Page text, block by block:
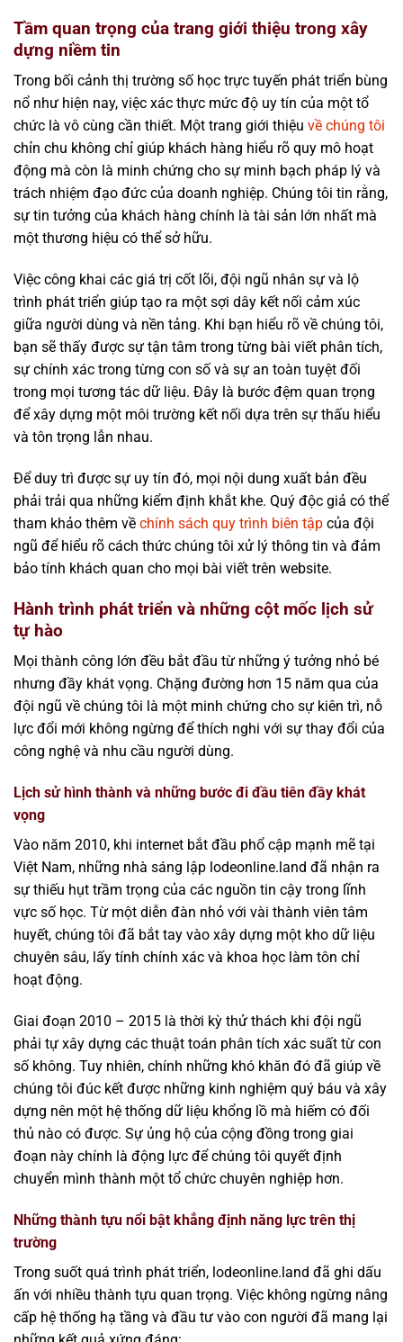
Tầm quan trọng của trang giới thiệu trong xây
dựng niềm tin
Trong bối cảnh thị trường số học trực tuyến phát triển bùng
nổ như hiện nay, việc xác thực mức độ uy tín của một tổ
chức là vô cùng cần thiết. Một trang giới thiệu về chúng tôi
chỉn chu không chỉ giúp khách hàng hiểu rõ quy mô hoạt
động mà còn là minh chứng cho sự minh bạch pháp lý và
trách nhiệm đạo đức của doanh nghiệp. Chúng tôi tin rằng,
sự tin tưởng của khách hàng chính là tài sản lớn nhất mà
một thương hiệu có thể sở hữu.
Việc công khai các giá trị cốt lõi, đội ngũ nhân sự và lộ
trình phát triển giúp tạo ra một sợi dây kết nối cảm xúc
giữa người dùng và nền tảng. Khi bạn hiểu rõ về chúng tôi,
bạn sẽ thấy được sự tận tâm trong từng bài viết phân tích,
sự chính xác trong từng con số và sự an toàn tuyệt đối
trong mọi tương tác dữ liệu. Đây là bước đệm quan trọng
để xây dựng một môi trường kết nối dựa trên sự thấu hiểu
và tôn trọng lẫn nhau.
Để duy trì được sự uy tín đó, mọi nội dung xuất bản đều
phải trải qua những kiểm định khắt khe. Quý độc giả có thể
tham khảo thêm về chính sách quy trình biên tập của đội
ngũ để hiểu rõ cách thức chúng tôi xử lý thông tin và đảm
bảo tính khách quan cho mọi bài viết trên website.
Hành trình phát triển và những cột mốc lịch sử
tự hào
Mọi thành công lớn đều bắt đầu từ những ý tưởng nhỏ bé
nhưng đầy khát vọng. Chặng đường hơn 15 năm qua của
đội ngũ về chúng tôi là một minh chứng cho sự kiên trì, nỗ
lực đổi mới không ngừng để thích nghi với sự thay đổi của
công nghệ và nhu cầu người dùng.
Lịch sử hình thành và những bước đi đầu tiên đầy khát
vọng
Vào năm 2010, khi internet bắt đầu phổ cập mạnh mẽ tại
Việt Nam, những nhà sáng lập lodeonline.land đã nhận ra
sự thiếu hụt trầm trọng của các nguồn tin cậy trong lĩnh
vực số học. Từ một diễn đàn nhỏ với vài thành viên tâm
huyết, chúng tôi đã bắt tay vào xây dựng một kho dữ liệu
chuyên sâu, lấy tính chính xác và khoa học làm tôn chỉ
hoạt động.
Giai đoạn 2010 – 2015 là thời kỳ thử thách khi đội ngũ
phải tự xây dựng các thuật toán phân tích xác suất từ con
số không. Tuy nhiên, chính những khó khăn đó đã giúp về
chúng tôi đúc kết được những kinh nghiệm quý báu và xây
dựng nên một hệ thống dữ liệu khổng lồ mà hiếm có đối
thủ nào có được. Sự ủng hộ của cộng đồng trong giai
đoạn này chính là động lực để chúng tôi quyết định
chuyển mình thành một tổ chức chuyên nghiệp hơn.
Những thành tựu nổi bật khẳng định năng lực trên thị
trường
Trong suốt quá trình phát triển, lodeonline.land đã ghi dấu
ấn với nhiều thành tựu quan trọng. Việc không ngừng nâng
cấp hệ thống hạ tầng và đầu tư vào con người đã mang lại